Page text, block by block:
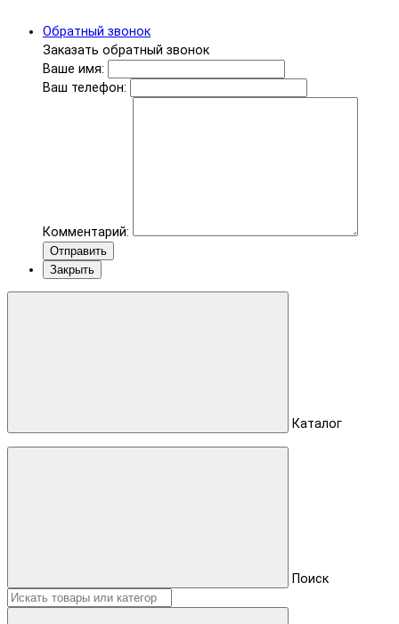
Обратный звонок
Заказать обратный звонок
Ваше имя:
Ваш телефон:
Комментарий:
Отправить
Закрыть
Каталог
Поиск